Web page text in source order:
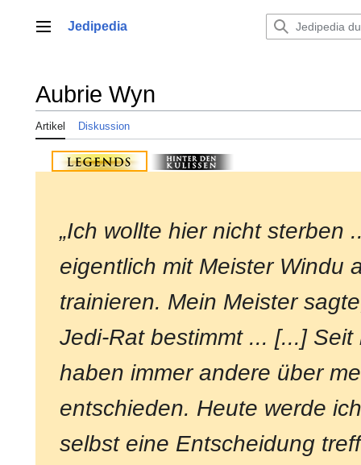
springenHauptmenü
Jedipedia
Aubrie Wyn
Artikel Diskussion
„Ich wollte hier nicht sterben
eigentlich mit Meister Windu
trainieren. Mein Meister
Jedi-Rat bestimmt ... [...]
haben immer andere über
entschieden. Heute werde
selbst eine Entscheidung